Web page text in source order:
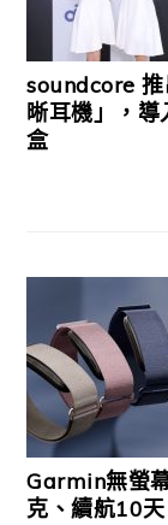
soundcore
晰耳機」，
盒
Garmin無螢
克、續航10